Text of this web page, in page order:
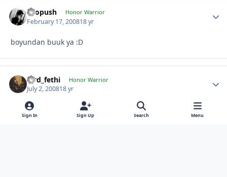
chopush Honor Warrior
February 17, 200818 yr
boyundan buuk ya :D
lord_fethi Honor Warrior
July 2, 200818 yr
cüce nasıl taşıoki onu :D
Sign In Sign Up Search Menu